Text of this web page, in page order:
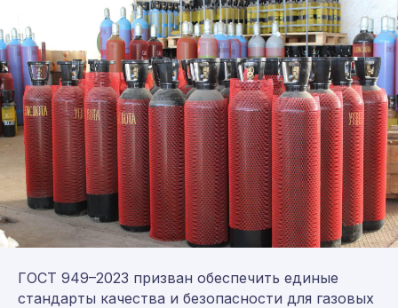
ГОСТ 949–2023 призван обеспечить единые
стандарты качества и безопасности для газовых